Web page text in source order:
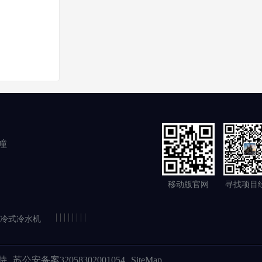
移动版官网 寻找项目
| | | | | | |
式冷水机 |
苏公安备案32058302001054 SiteMap